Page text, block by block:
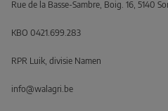
info@walagri.be